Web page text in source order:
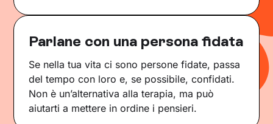
Parlane con una persona fidata
Se nella tua vita ci sono persone fidate, passa
del tempo con loro e, se possibile, confidati.
Non è un’alternativa alla terapia, ma può
aiutarti a mettere in ordine i pensieri.